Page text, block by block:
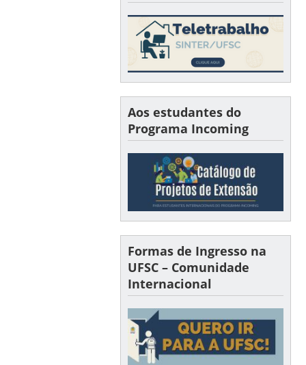
Aos estudantes do
Programa Incoming
Formas de Ingresso na
UFSC – Comunidade
Internacional